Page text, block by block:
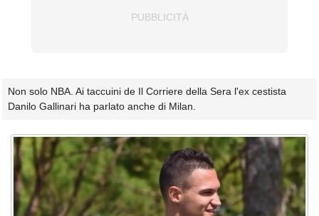
Non solo NBA. Ai taccuini de Il Corriere della Sera l'ex cestista
Danilo Gallinari ha parlato anche di Milan.